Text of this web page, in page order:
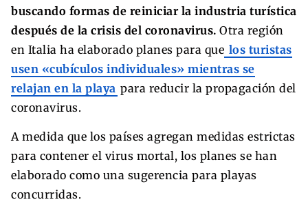
buscando formas de reiniciar la industria turística
después de la crisis del coronavirus. Otra región
en Italia ha elaborado planes para que los turistas
usen «cubículos individuales» mientras se
relajan en la playa para reducir la propagación del
coronavirus.
A medida que los países agregan medidas estrictas
para contener el virus mortal, los planes se han
elaborado como una sugerencia para playas
concurridas.